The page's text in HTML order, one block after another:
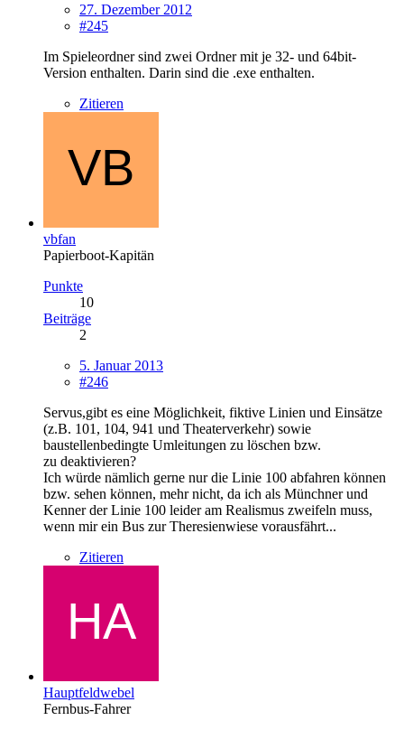
27. Dezember 2012
#245
Im Spieleordner sind zwei Ordner mit je 32- und 64bit-
Version enthalten. Darin sind die .exe enthalten.
Zitieren
vbfan
Papierboot-Kapitän
Punkte
10
Beiträge
2
5. Januar 2013
#246
Servus,gibt es eine Möglichkeit, fiktive Linien und Einsätze
(z.B. 101, 104, 941 und Theaterverkehr) sowie
baustellenbedingte Umleitungen zu löschen bzw.
zu deaktivieren?
Ich würde nämlich gerne nur die Linie 100 abfahren können
bzw. sehen können, mehr nicht, da ich als Münchner und
Kenner der Linie 100 leider am Realismus zweifeln muss,
wenn mir ein Bus zur Theresienwiese vorausfährt...
Zitieren
Hauptfeldwebel
Fernbus-Fahrer